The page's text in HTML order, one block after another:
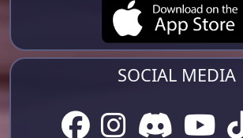
SOCIAL MEDIA